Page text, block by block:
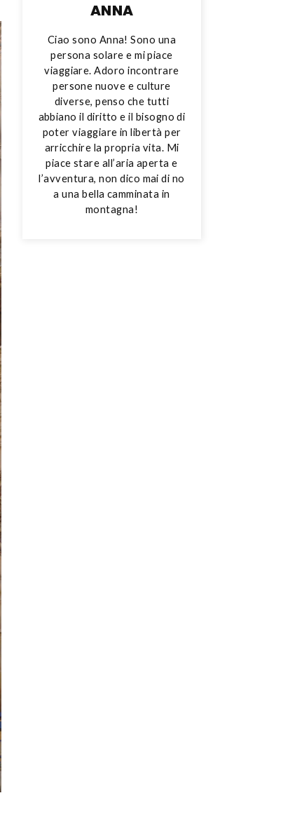
ANNA
Ciao sono Anna! Sono una
persona solare e mi piace
viaggiare. Adoro incontrare
persone nuove e culture
diverse, penso che tutti
abbiano il diritto e il bisogno di
poter viaggiare in libertà per
arricchire la propria vita. Mi
piace stare all’aria aperta e
l’avventura, non dico mai di no
a una bella camminata in
montagna!